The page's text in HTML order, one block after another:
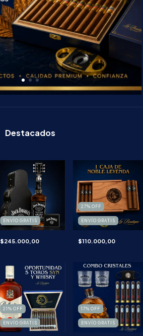
Destacados
ENVÍO GRATIS
$245.000,00
27% OFF
ENVÍO GRATIS
$110.000,00
21%OFF
ENVÍO GRATIS
17% OFF
ENVÍO GRATIS